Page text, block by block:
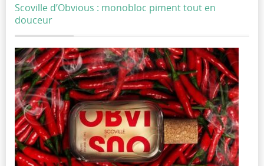
Scoville d’Obvious : monobloc piment tout en
douceur